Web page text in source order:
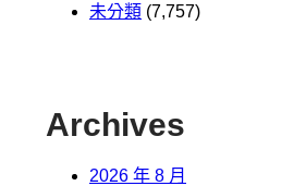
未分類 (7,757)
Archives
2026 年 8 月